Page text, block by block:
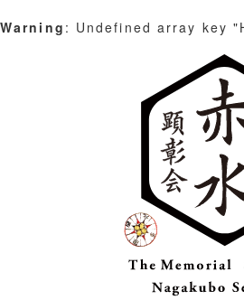
Warning : Undefined array key